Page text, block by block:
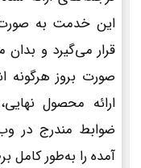
این خدمت به صورت
قرار می‌گیرد و
صورت بروز
ارائه محصول
ضوابط مندرج در
آمده را به‌طور کامل